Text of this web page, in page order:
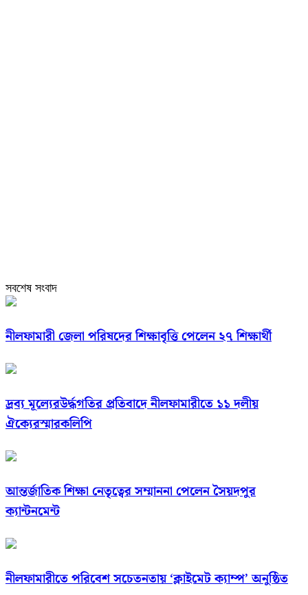
সবশেষ সংবাদ
নীলফামারী জেলা পরিষদের শিক্ষাবৃত্তি পেলেন ২৭ শিক্ষার্থী
দ্রব্য মূল্যেরউর্দ্ধগতির প্রতিবাদে নীলফামারীতে ১১ দলীয়
ঐক্যেরস্মারকলিপি
আন্তর্জাতিক শিক্ষা নেতৃত্বের সম্মাননা পেলেন সৈয়দপুর
ক্যান্টনমেন্ট
নীলফামারীতে পরিবেশ সচেতনতায় ‘ক্লাইমেট ক্যাম্প’ অনুষ্ঠিত